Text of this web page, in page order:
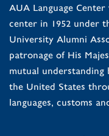
AUA Language
center in 1952 under
University Alumni
patronage of His
mutual understanding
the United States
languages, customs